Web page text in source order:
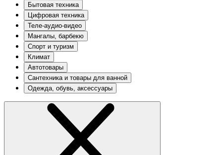
Бытовая техника
Цифровая техника
Теле-аудио-видео
Мангалы, барбекю
Спорт и туризм
Климат
Автотовары
Сантехника и товары для ванной
Одежда, обувь, аксессуары